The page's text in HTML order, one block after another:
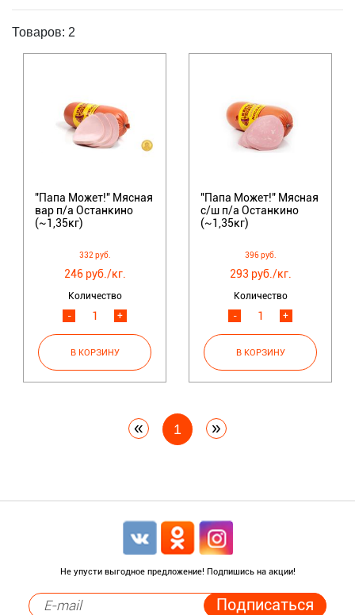
Товаров: 2
"Папа Может!" Мясная
вар п/а Останкино
(~1,35кг)
332 руб.
246 руб./кг.
Количество
+
-
"Папа Может!" Мясная
с/ш п/а Останкино
(~1,35кг)
396 руб.
293 руб./кг.
Количество
+
-
« 1 »
Не упусти выгодное предложение! Подпишись на акции!